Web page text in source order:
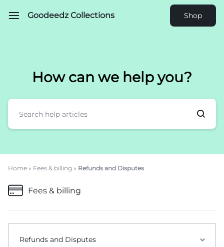
Goodeedz Collections Shop
How can we help you?
Home » Fees & billing » Refunds and Disputes
Fees & billing
Refunds and Disputes